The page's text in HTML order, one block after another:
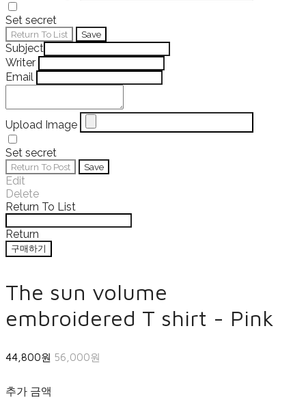
Set secret
Return To List Save
Subject
Writer
Email
Upload Image
Set secret
Return To Post Save
Edit
Delete
Return To List
Return
구매하기
The sun volume
embroidered T shirt - Pink
44,800원 56,000원
추가 금액